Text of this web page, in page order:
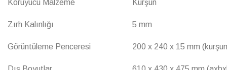
Koruyucu Malzeme Kurşun
Zırh Kalınlığı 5 mm
Görüntüleme Penceresi 200 x 240 x 15 mm